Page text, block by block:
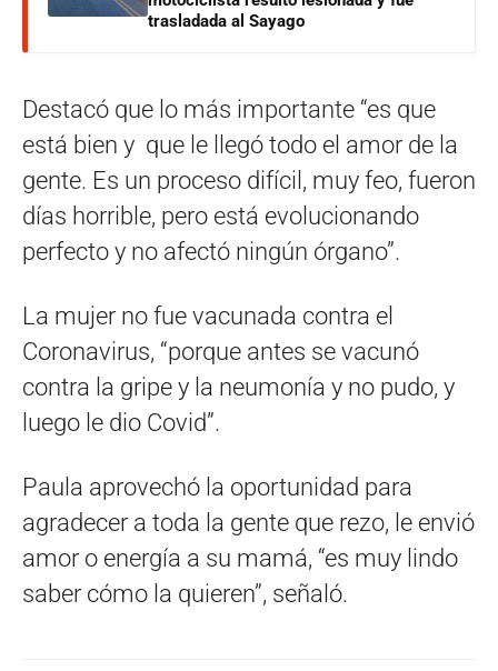
trasladada al Sayago
Destacó que lo más importante “es que
está bien y que le llegó todo el amor de la
gente. Es un proceso difícil, muy feo, fueron
días horrible, pero está evolucionando
perfecto y no afectó ningún órgano”.
La mujer no fue vacunada contra el
Coronavirus, “porque antes se vacunó
contra la gripe y la neumonía y no pudo, y
luego le dio Covid”.
Paula aprovechó la oportunidad para
agradecer a toda la gente que rezo, le envió
amor o energía a su mamá, “es muy lindo
saber cómo la quieren”, señaló.